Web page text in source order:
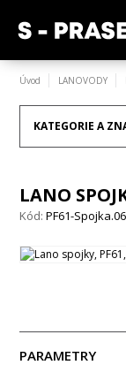
Úvod LANOVODY
KATEGORIE A
LANO
Kód:PF61-Spojka.06
PARAMETRY